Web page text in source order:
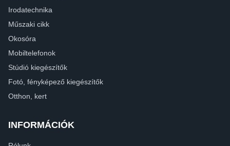
Irodatechnika
Műszaki cikk
Okosóra
Mobiltelefonok
Stúdió kiegészítők
Fotó, fényképező kiegészítők
Otthon, kert
INFORMÁCIÓK